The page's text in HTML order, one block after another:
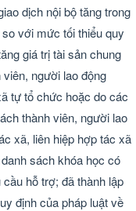
dịch nội bộ tăng trong
với mức tối thiểu quy
giá trị tài sản chung
người lao động
tự tổ chức hoặc do các
thành viên, người lao
xã, liên hiệp hợp tác xã
sách khóa học có
hỗ trợ; đã thành lập
định của pháp luật về